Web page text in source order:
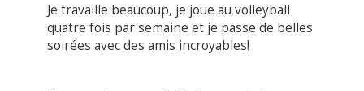
Je travaille beaucoup, je joue au volleyball
quatre fois par semaine et je passe de belles
soirées avec des amis incroyables!